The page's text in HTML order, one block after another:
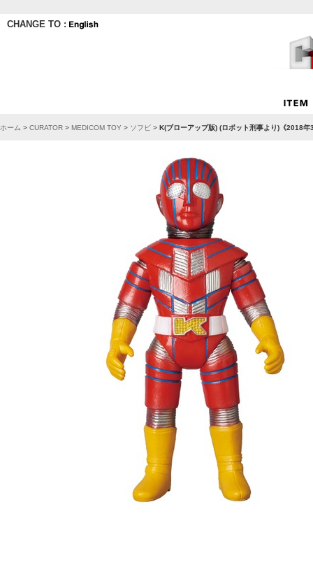
CHANGE TO :
ホーム > CURATOR > MEDICOM TOY > ソフビ > K(ブローアップ版) (ロボット刑事より)《2018年